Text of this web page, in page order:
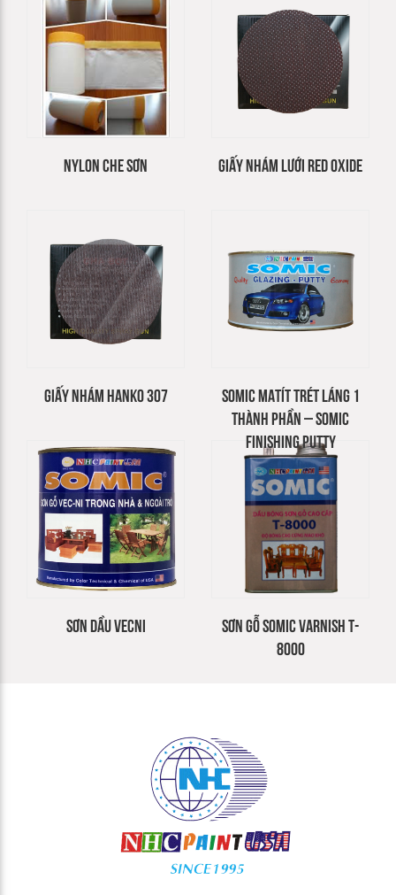
NYLON CHE SƠN GIẤY NHÁM LƯỚI RED OXIDE
GIẤY NHÁM HANKO 307
SOMIC MATÍT TRÉT LÁNG 1
THÀNH PHẦN – SOMIC
FINISHING PUTTY
SƠN DẦU VECNI
SƠN GỖ SOMIC VARNISH T-
8000